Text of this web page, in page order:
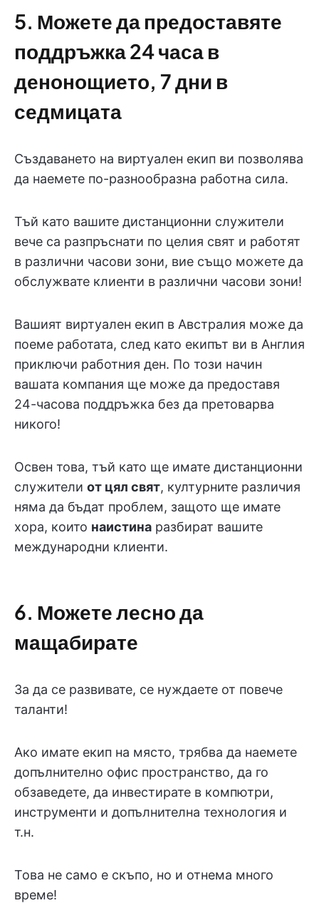
5. Можете да предоставяте
поддръжка 24 часа в
денонощието, 7 дни в
седмицата
Създаването на виртуален екип ви позволява
да наемете по-разнообразна работна сила.
Тъй като вашите дистанционни служители
вече са разпръснати по целия свят и работят
в различни часови зони, вие също можете да
обслужвате клиенти в различни часови зони!
Вашият виртуален екип в Австралия може да
поеме работата, след като екипът ви в Англия
приключи работния ден. По този начин
вашата компания ще може да предоставя
24-часова поддръжка без да претоварва
никого!
Освен това, тъй като ще имате дистанционни
служители от цял свят, културните различия
няма да бъдат проблем, защото ще имате
хора, които наистина разбират вашите
международни клиенти.
6. Можете лесно да
мащабирате
За да се развивате, се нуждаете от повече
таланти!
Ако имате екип на място, трябва да наемете
допълнително офис пространство, да го
обзаведете, да инвестирате в компютри,
инструменти и допълнителна технология и
т.н.
Това не само е скъпо, но и отнема много
време!